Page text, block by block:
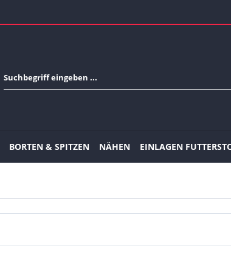
BORTEN & SPITZEN NÄHEN EINLAGEN